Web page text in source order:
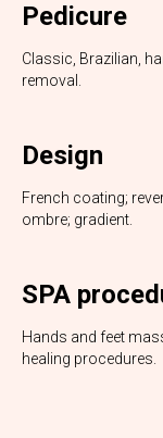
Pedicure
Classic, Brazilian,
removal.
Design
French coating;
ombre; gradient.
SPA
Hands and feet
healing procedures.